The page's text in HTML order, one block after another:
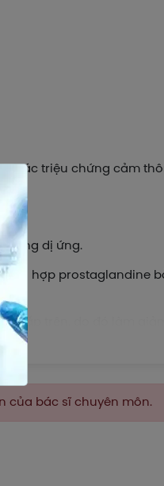
các triệu chứng cảm
dị ứng.
hợp prostaglandine
hấp trên, do đó làm
lên thụ thể H1 nhờ đó,
của bác sĩ chuyên môn.